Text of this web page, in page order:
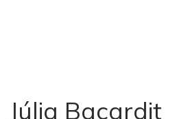
Júlia Bacardit